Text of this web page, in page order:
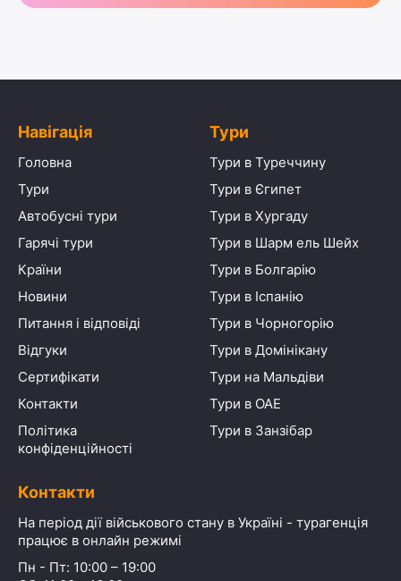
Навігація
Головна
Тури
Автобусні тури
Гарячі тури
Країни
Новини
Питання і відповіді
Відгуки
Сертифікати
Контакти
Політика
конфіденційності
Тури
Тури в Туреччину
Тури в Єгипет
Тури в Хургаду
Тури в Шарм ель Шейх
Тури в Болгарію
Тури в Іспанію
Тури в Чорногорію
Тури в Домінікану
Тури на Мальдіви
Тури в ОАЕ
Тури в Занзібар
Контакти
На період дії військового стану в Україні - турагенція
працює в онлайн режимі
Пн - Пт: 10:00 – 19:00